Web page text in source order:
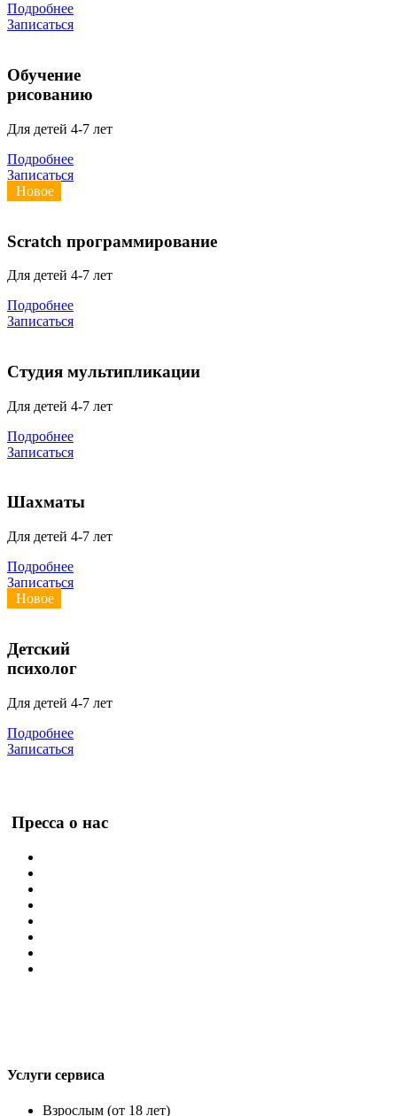
Подробнее
Записаться
Обучение
рисованию
Для детей 4-7 лет
Подробнее
Записаться
Новое
Scratch программирование
Для детей 4-7 лет
Подробнее
Записаться
Студия мультипликации
Для детей 4-7 лет
Подробнее
Записаться
Шахматы
Для детей 4-7 лет
Подробнее
Записаться
Новое
Детский
психолог
Для детей 4-7 лет
Подробнее
Записаться
Пресса о нас
Услуги сервиса
Взрослым (от 18 лет)